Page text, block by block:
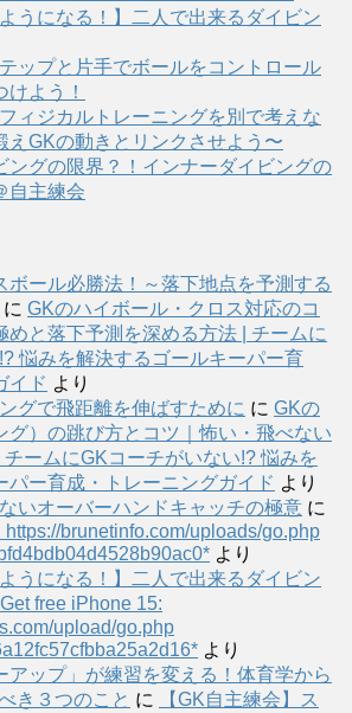
うになる！】二人で出来るダイビン
ップと片手でボールをコントロール
よう！
ィジカルトレーニングを別で考えな
えGKの動きとリンクさせよう〜
ングの限界？！インナーダイビングの
自主練会
ボール必勝法！～落下地点を予測する
に GKのハイボール・クロス対応のコ
めと落下予測を深める方法 | チームに
悩みを解決するゴールキーパー育
イド より
グで飛距離を伸ばすために に GKの
グ）の跳び方とコツ｜怖い・飛べない
ームにGKコーチがいない!? 悩みを
パー育成・トレーニングガイド より
いオーバーハンドキャッチの極意 に
brunetinfo.com/uploads/go.php
より
うになる！】二人で出来るダイビン
Get free iPhone 15:
upload/go.php
より
アップ」が練習を変える！体育学から
き３つのこと に
【GK自主練会】ス